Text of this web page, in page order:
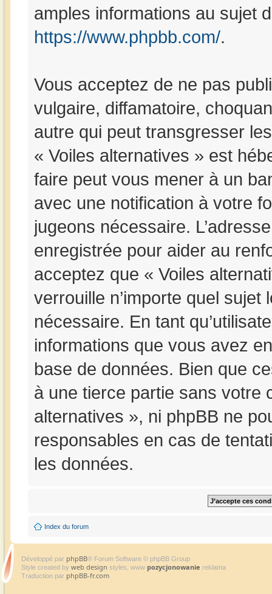
amples informations au sujet
https://www.phpbb.com/.
Vous acceptez de ne pas
vulgaire, diffamatoire,
autre qui peut transgresser
« Voiles alternatives » est
faire peut vous mener à un
avec une notification à votre
jugeons nécessaire.
enregistrée pour aider au
acceptez que « Voiles
verrouille n’importe quel
nécessaire. En tant
informations que vous avez
base de données. Bien que
à une tierce partie sans votre
alternatives », ni phpBB ne
responsables en cas de
les données.
Index du forum
Développé par phpBB® Forum Software © phpBB Group
Style created by web design styles, www pozycjonowanie reklama
Traduction par phpBB-fr.com